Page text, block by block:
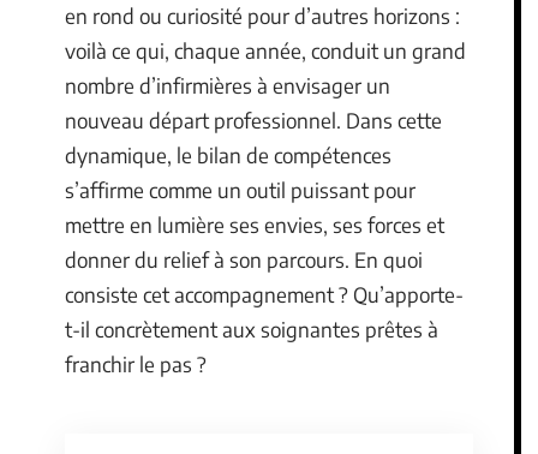
en rond ou curiosité pour d’autres horizons :
voilà ce qui, chaque année, conduit un grand
nombre d’infirmières à envisager un
nouveau départ professionnel. Dans cette
dynamique, le bilan de compétences
s’affirme comme un outil puissant pour
mettre en lumière ses envies, ses forces et
donner du relief à son parcours. En quoi
consiste cet accompagnement ? Qu’apporte-
t-il concrètement aux soignantes prêtes à
franchir le pas ?